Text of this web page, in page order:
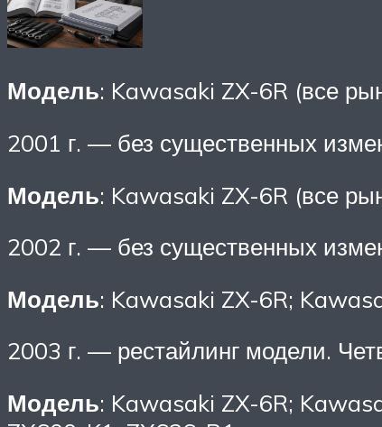
Модель: Kawasaki ZX-6R (все
2001 г. — без существенных
Модель: Kawasaki ZX-6R (все
2002 г. — без существенных
Модель: Kawasaki ZX-6R;
2003 г. — рестайлинг модели.
Модель: Kawasaki ZX-6R;